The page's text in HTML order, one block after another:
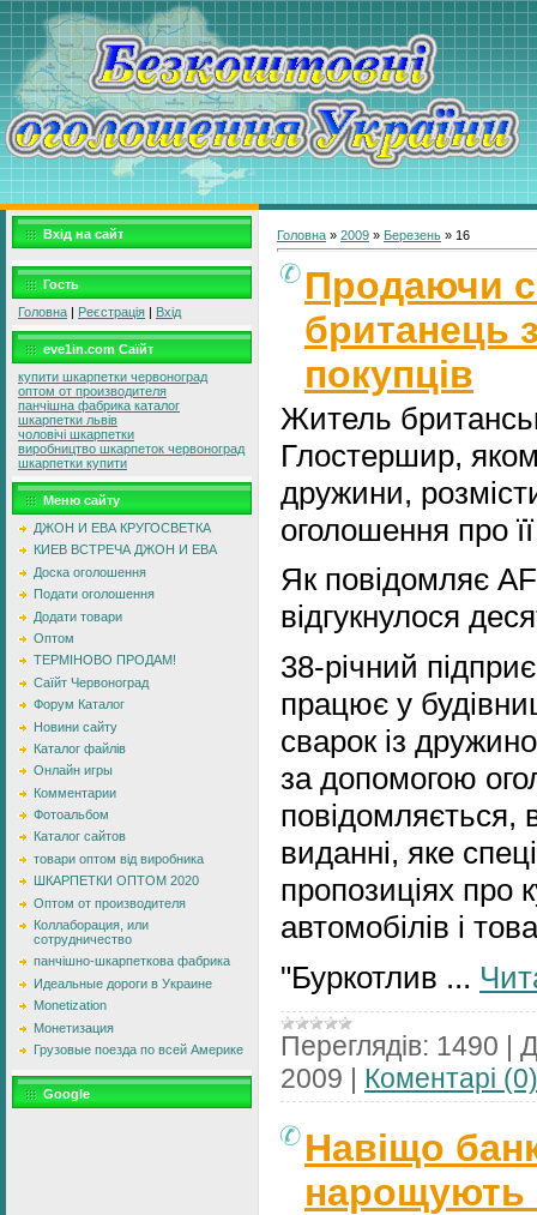
Вхід на сайт
Гость
Головна | Реєстрація | Вхід
eve1in.com Саїйт
купити шкарпетки червоноград
оптом от производителя
панчішна фабрика каталог
шкарпетки львів
чоловічі шкарпетки
виробництво шкарпеток червоноград
шкарпетки купити
Меню сайту
ДЖОН И ЕВА КРУГОСВЕТКА
КИЕВ ВСТРЕЧА ДЖОН И ЕВА
Доска оголошення
Подати оголошення
Додати товари
Оптом
ТЕРМІНОВО ПРОДАМ!
Саїйт Червоноград
Форум Каталог
Новини сайту
Каталог файлів
Онлайн игры
Комментарии
Фотоальбом
Каталог сайтов
товари оптом від виробника
ШКАРПЕТКИ ОПТОМ 2020
Оптом от производителя
Коллаборация, или
сотрудничество
панчішно-шкарпеткова фабрика
Идеальные дороги в Украине
Monetization
Монетизация
Грузовые поезда по всей Америке
Google
Головна » 2009 » Березень » 16
Продаючи
британець
покупців
Житель
Глостершир,
дружини,
оголошення про
Як повідомляє
відгукнулося
38-річний
працює у
сварок із
за допомогою
повідомляється,
виданні, яке
пропозиціях про
автомобілів і
"Буркотлив ...
Переглядів: 1490
2009
Коментарі (0)
Навіщо
нарощують